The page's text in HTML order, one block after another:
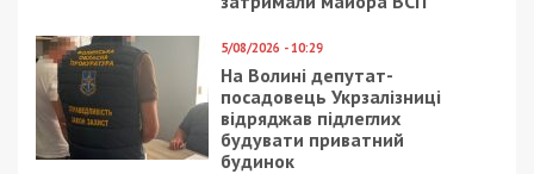
5/08/2026 - 10:29
На Волині депутат-
посадовець Укрзалізниці
відряджав підлеглих
будувати приватний
будинок